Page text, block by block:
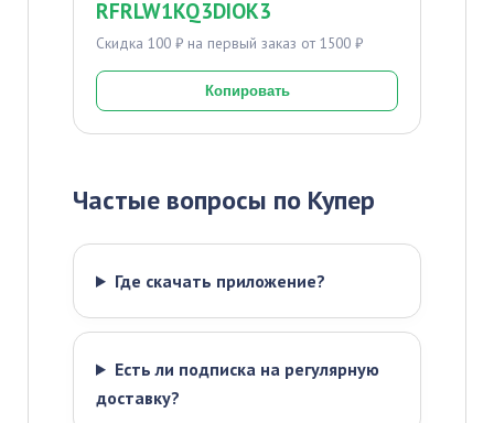
RFRLW1KQ3DIOK3
Скидка 100 ₽ на первый заказ от 1500 ₽
Копировать
Частые вопросы по Купер
Где скачать приложение?
Есть ли подписка на регулярную
доставку?